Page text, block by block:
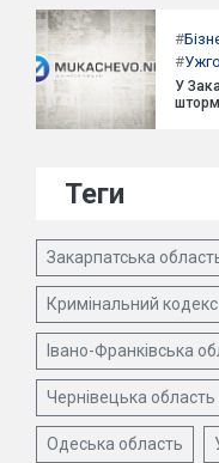
#
#
У
Теги
Закарпатська
Кримінальний кодекс
Івано-Франківська
Чернівецька область
Одеська область